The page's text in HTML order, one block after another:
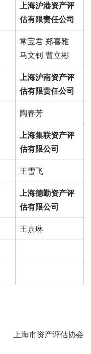
上海沪港资产评
估有限责任公司
常宝君 郑喜雅
马文钊 曹立彬
上海沪南资产评
估有限责任公司
陶春芳
上海集联资产评
估有限公司
王雪飞
上海德勤资产评
估有限公司
王嘉琳
上海市资产评估协会